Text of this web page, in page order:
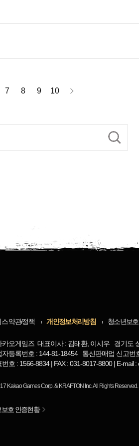
7 8 9 10
약관/정책 개인정보처리방침 청소년보
카오게임즈 대표이사 : 김태환, 이시우 경기도
자등록번호 : 144-81-18454 통신판매업 신고번
호 : 1566-8834 | FAX : 031-8017-8800 | E-
Kakao Games Corp.& KRAFTON Inc.All Rights Reserved.
보호 인증현황